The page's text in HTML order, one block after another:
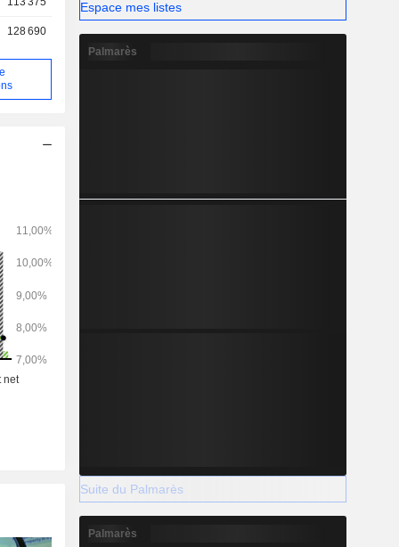
128 690
Espace mes listes
Palmarès
Suite du Palmarès
Palmarès